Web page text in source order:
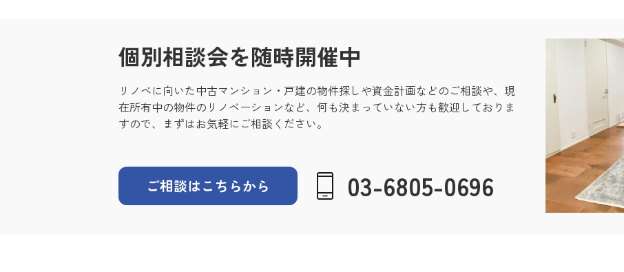
個別相談会を随時開催中
リノベに向いた中古マンション・戸建の物件探しや資金計画などのご相談や、現
在所有中の物件のリノベーションなど、何も決まっていない方も歓迎しておりま
すので、まずはお気軽にご相談ください。
ご相談はこちらから 03-6805-0696